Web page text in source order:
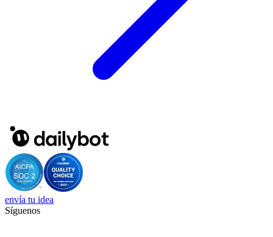
envía tu idea
Síguenos